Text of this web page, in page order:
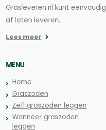
Grasleveren.nl kunt eenvoudig
af laten leveren.
Lees meer
MENU
Home
Graszoden
Zelf graszoden leggen
Wanneer graszoden
leggen